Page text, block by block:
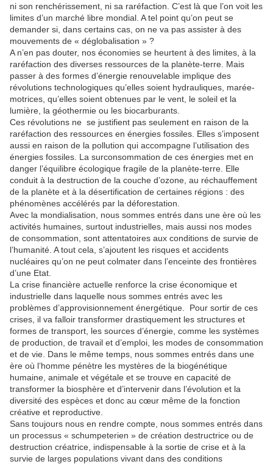
ni son renchérissement, ni sa raréfaction. C’est là que l’on voit les
limites d’un marché libre mondial. A tel point qu’on peut se
demander si, dans certains cas, on ne va pas assister à des
mouvements de « déglobalisation » ?
A n’en pas douter, nos économies se heurtent à des limites, à la
raréfaction des diverses ressources de la planète-terre. Mais
passer à des formes d’énergie renouvelable implique des
révolutions technologiques qu’elles soient hydrauliques, marée-
motrices, qu’elles soient obtenues par le vent, le soleil et la
lumière, la géothermie ou les biocarburants.
Ces révolutions ne se justifient pas seulement en raison de la
raréfaction des ressources en énergies fossiles. Elles s’imposent
aussi en raison de la pollution qui accompagne l’utilisation des
énergies fossiles. La surconsommation de ces énergies met en
danger l’équilibre écologique fragile de la planète-terre. Elle
conduit à la destruction de la couche d’ozone, au réchauffement
de la planète et à la désertification de certaines régions : des
phénomènes accélérés par la déforestation.
Avec la mondialisation, nous sommes entrés dans une ère où les
activités humaines, surtout industrielles, mais aussi nos modes
de consommation, sont attentatoires aux conditions de survie de
l’humanité. A tout cela, s’ajoutent les risques et accidents
nucléaires qu’on ne peut colmater dans l’enceinte des frontières
d’une Etat.
La crise financière actuelle renforce la crise économique et
industrielle dans laquelle nous sommes entrés avec les
problèmes d’approvisionnement énergétique. Pour sortir de ces
crises, il va falloir transformer drastiquement les structures et
formes de transport, les sources d’énergie, comme les systèmes
de production, de travail et d’emploi, les modes de consommation
et de vie. Dans le même temps, nous sommes entrés dans une
ère où l’homme pénètre les mystères de la biogénétique
humaine, animale et végétale et se trouve en capacité de
transformer la biosphère et d’intervenir dans l’évolution et la
diversité des espèces et donc au cœur même de la fonction
créative et reproductive.
Sans toujours nous en rendre compte, nous sommes entrés dans
un processus « schumpeterien » de création destructrice ou de
destruction créatrice, indispensable à la sortie de crise et à la
survie de larges populations vivant dans des conditions